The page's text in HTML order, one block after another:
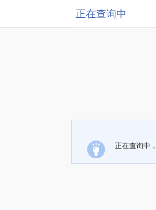
正在查询中
正在查询中